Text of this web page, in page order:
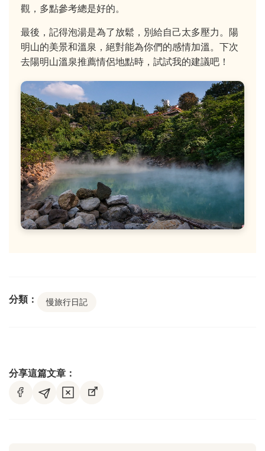
觀，多點參考總是好的。
最後，記得泡湯是為了放鬆，別給自己太多壓力。陽
明山的美景和溫泉，絕對能為你們的感情加溫。下次
去陽明山溫泉推薦情侶地點時，試試我的建議吧！
分類： 慢旅行日記
分享這篇文章：